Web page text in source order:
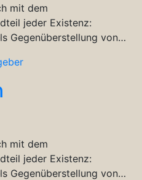
mit dem
jeder Existenz:
Gegenüberstellung von…
mit dem
jeder Existenz:
Gegenüberstellung von…